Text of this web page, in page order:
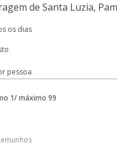
de Santa Luzia,
os dias
pessoa
1/ máximo 99